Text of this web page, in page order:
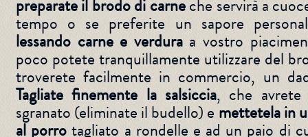
preparate il brodo di carneche servirà a
tempo o se preferite un sapore
lessando carne e verduraa vostro
poco potete tranquillamente utilizzare del
troverete facilmente in commercio, un
Tagliate finemente la salsiccia, che avrete
sgranato (eliminate il budello) e mettetela in
al porro tagliato a rondelle e ad un paio di